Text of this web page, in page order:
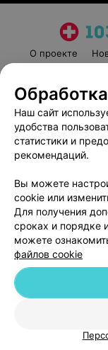
О проекте
© 2026 ООО «Артокс
Наш сайт
удобства
статистики и
рекомендаций.
Вы можете
cookie или
Для получения
сроках и порядке
можете
файлов cookie